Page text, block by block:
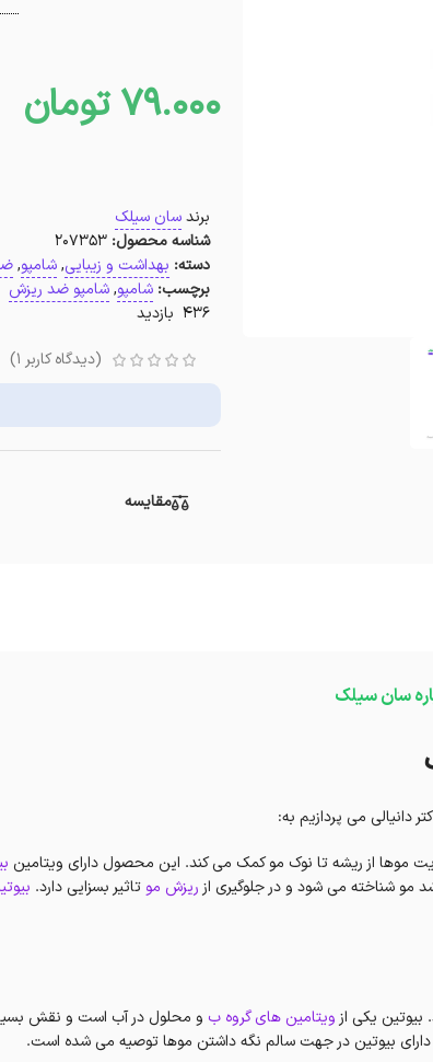
79.000 تومان
برندسان سیلک
شناسه محصول:207353
دسته: بهداشت و زیبایی, شامپو,
برچسب: شامپو, شامپو ضد ریزش
436 بازدید
(دیدگاه کاربر 1
)
مقایسه
سان سیلک
دانیالی می پردازیم به:
موها از ریشه تا نوک مو کمک می کند. این محصول دارای ویتامین
مو شناخته می شود و در جلوگیری ازریزش مو تاثیر بسزایی دارد.
ویتامین های گروه ب و محلول در آب است و نقش
دارای بیوتین در جهت سالم نگه داشتن موها توصیه می شده است.